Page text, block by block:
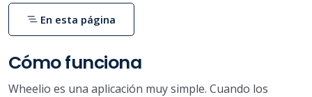
Cómo funciona
Wheelio es una aplicación muy simple. Cuando los
En esta página